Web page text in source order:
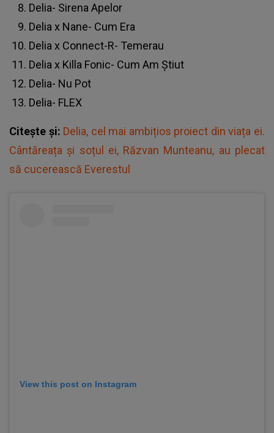
Delia- Sirena Apelor
Delia x Nane- Cum Era
Delia x Connect-R- Temerau
Delia x Killa Fonic- Cum Am Ştiut
Delia- Nu Pot
Delia- FLEX
Citește și: Delia, cel mai ambițios proiect din viața ei.
Cântăreața și soțul ei, Răzvan Munteanu, au plecat
să cucerească Everestul
View this post on Instagram